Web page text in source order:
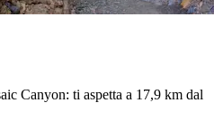
Canyon: ti aspetta a 17,9 km dal